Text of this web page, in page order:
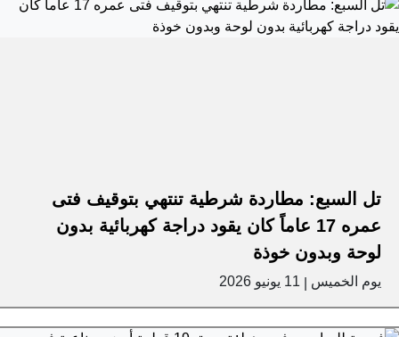
تل السبع: مطاردة شرطية تنتهي بتوقيف فتى
عمره 17 عاماً كان يقود دراجة كهربائية بدون
لوحة وبدون خوذة
يوم الخميس 11 يونيو 2026